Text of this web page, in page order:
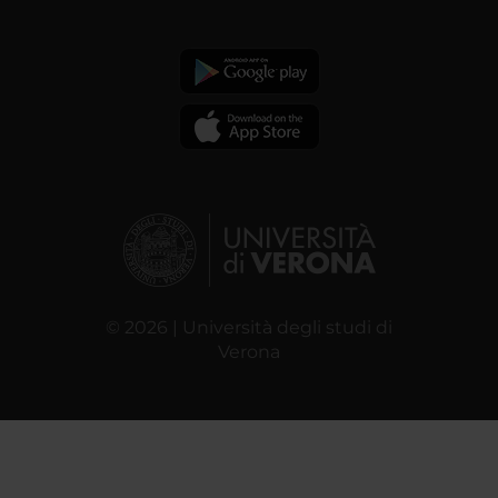
© 2026 | Università degli studi di
Verona